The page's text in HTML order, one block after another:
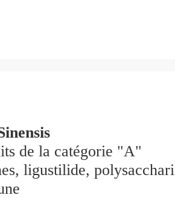
de la catégorie "A"
ligustilide,